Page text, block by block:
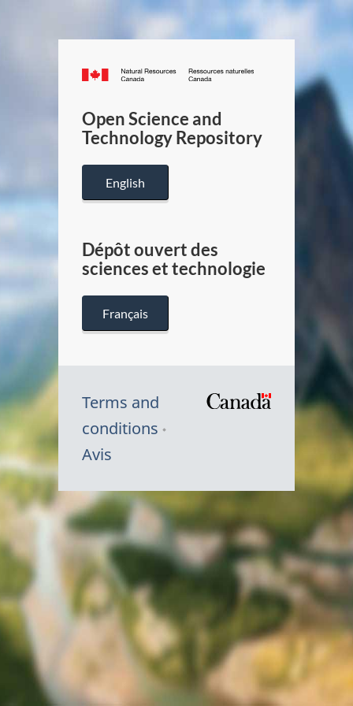
Canada.ca
/
Canada
Open Science and
Technology Repository
English
Dépôt ouvert des
sciences et technologie
Français
Terms and
conditions
Avis
Canada